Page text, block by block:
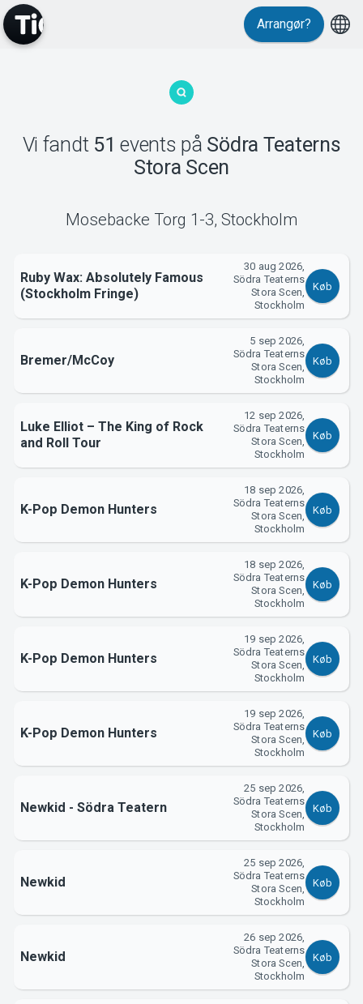
MyTickster
Support
Om Tickster
Arrangør?
Vi fandt 51 events på Södra Teaterns
Stora Scen
Mosebacke Torg 1-3, Stockholm
Ruby Wax: Absolutely Famous
(Stockholm Fringe)
30 aug 2026,
Södra Teaterns
Stora Scen,
Stockholm
Køb
Bremer/McCoy
5 sep 2026,
Södra Teaterns
Stora Scen,
Stockholm
Køb
Luke Elliot – The King of Rock
and Roll Tour
12 sep 2026,
Södra Teaterns
Stora Scen,
Stockholm
Køb
K-Pop Demon Hunters
18 sep 2026,
Södra Teaterns
Stora Scen,
Stockholm
Køb
K-Pop Demon Hunters
18 sep 2026,
Södra Teaterns
Stora Scen,
Stockholm
Køb
K-Pop Demon Hunters
19 sep 2026,
Södra Teaterns
Stora Scen,
Stockholm
Køb
K-Pop Demon Hunters
19 sep 2026,
Södra Teaterns
Stora Scen,
Stockholm
Køb
Newkid - Södra Teatern
25 sep 2026,
Södra Teaterns
Stora Scen,
Stockholm
Køb
Newkid
25 sep 2026,
Södra Teaterns
Stora Scen,
Stockholm
Køb
Newkid
26 sep 2026,
Södra Teaterns
Stora Scen,
Stockholm
Køb